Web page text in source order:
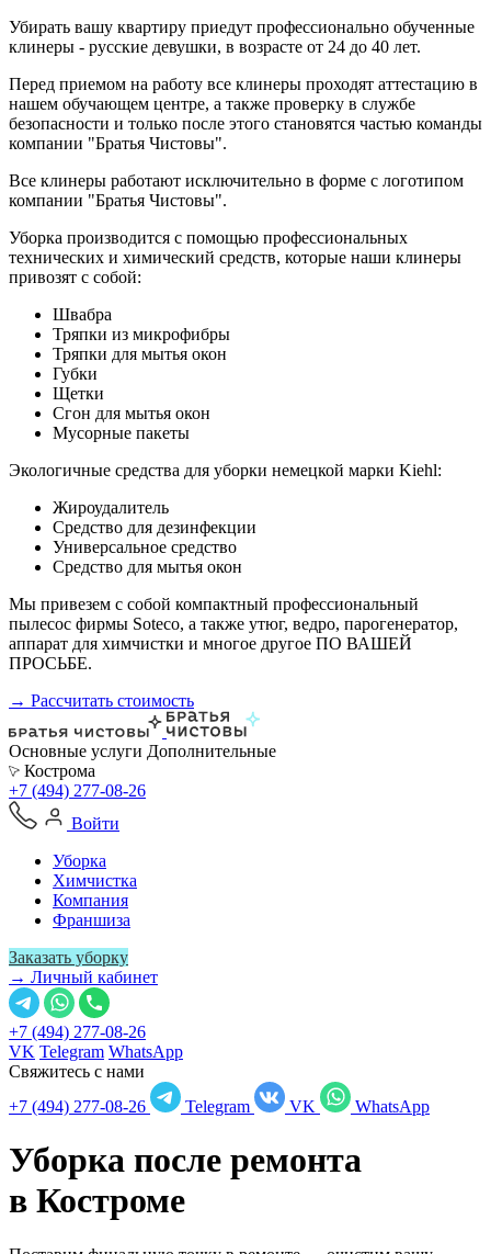
Убирать вашу квартиру приедут профессионально обученные
клинеры - русские девушки, в возрасте от 24 до 40 лет.
Перед приемом на работу все клинеры проходят аттестацию в
нашем обучающем центре, а также проверку в службе
безопасности и только после этого становятся частью команды
компании "Братья Чистовы".
Все клинеры работают исключительно в форме с логотипом
компании "Братья Чистовы".
Уборка производится с помощью профессиональных
технических и химический средств, которые наши клинеры
привозят с собой:
Швабра
Тряпки из микрофибры
Тряпки для мытья окон
Губки
Щетки
Сгон для мытья окон
Мусорные пакеты
Экологичные средства для уборки немецкой марки Kiehl:
Жироудалитель
Средство для дезинфекции
Универсальное средство
Средство для мытья окон
Мы привезем с собой компактный профессиональный
пылесос фирмы Soteco, а также утюг, ведро, парогенератор,
аппарат для химчистки и многое другое ПО ВАШЕЙ
ПРОСЬБЕ.
→ Рассчитать стоимость
Основные услуги Дополнительные
Кострома
+7 (494) 277-08-26
Войти
Уборка
Химчистка
Компания
Франшиза
Заказать уборку
→ Личный кабинет
+7 (494) 277-08-26
VK Telegram WhatsApp
Свяжитесь с нами
+7 (494) 277-08-26
Telegram VK WhatsApp
Уборка после ремонта
в Костроме